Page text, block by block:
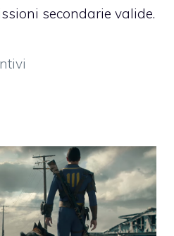
secondarie valide.